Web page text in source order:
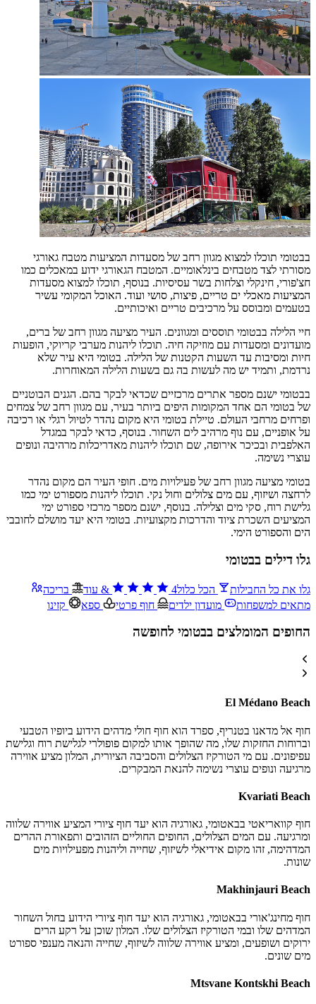
בבטומי תוכלו למצוא מגוון רחב של מסעדות המציעות מטבח גאורגי
מסורתי לצד מטבחים בינלאומיים. המטבח הגאורגי ידוע במאכלים כמו
חצ'פורי, חינקלי וצלחות בשר עסיסיות. בנוסף, תוכלו למצוא מסעדות
המציעות מאכלי ים טריים, פיצות, סושי ועוד. האוכל המקומי עשיר
בטעמים ומבוסס על מרכיבים טריים ואיכותיים.
חיי הלילה בבטומי תוססים ומגוונים. העיר מציעה מגוון רחב של ברים,
מועדונים ומסעדות עם מוזיקה חיה. תוכלו ליהנות מערבי קריוקי, הופעות
חיות ומסיבות עד השעות הקטנות של הלילה. בטומי היא עיר שלא
נרדמת, ותמיד יש מה לעשות בה גם בשעות הלילה המאוחרות.
בבטומי ישנם מספר אתרים מרכזיים שכדאי לבקר בהם. הגנים הבוטניים
של בטומי הם אחד המקומות היפים ביותר בעיר, עם מגוון רחב של צמחים
ופרחים מרחבי העולם. טיילת בטומי היא מקום נהדר לטיול רגלי או רכיבה
על אופניים, עם נוף מרהיב לים השחור. בנוסף, כדאי לבקר במגדל
האלפבית ובכיכר אירופה, שם תוכלו ליהנות מאדריכלות מרהיבה ונופים
עוצרי נשימה.
בטומי מציעה מגוון רחב של פעילויות מים. חופי העיר הם מקום נהדר
לרחצה ושיזוף, עם מים צלולים וחול נקי. תוכלו ליהנות מספורט ימי כמו
גלישת רוח, סקי מים וצלילה. בנוסף, ישנם מספר מרכזי ספורט ימי
המציעים השכרת ציוד והדרכות מקצועיות. בטומי היא יעד מושלם לחובבי
הים והספורט הימי.
גלו דילים בבטומי
גלו את כל החבילות הכל כלול4
& עוד
בריכה
מתאים למשפחות
מועדון ילדים חוף פרטי ספא קזינו
החופים המומלצים בבטומי לחופשה
El Médano Beach
חוף אל מדאנו בטנריף, ספרד הוא חוף חולי מדהים הידוע ביופיו הטבעי
וברוחות החזקות שלו, מה שהופך אותו למקום פופולרי לגלישת רוח וגלישת
עפיפונים. עם מי הטורקיז הצלולים והסביבה הציורית, המלון מציע אווירה
מרגיעה ונופים עוצרי נשימה להנאת המבקרים.
Kvariati Beach
חוף קוואריאטי בבאטומי, גאורגיה הוא יעד חוף ציורי המציע אווירה שלווה
ומרגיעה. עם המים הצלולים, החופים החוליים הזהובים ותפאורת ההרים
המדהימה, זהו מקום אידיאלי לשיזוף, שחייה וליהנות מפעילויות מים
שונות.
Makhinjauri Beach
חוף מחינג'אורי בבאטומי, גאורגיה הוא יעד חוף ציורי הידוע בחול השחור
המדהים שלו ובמי הטורקיז הצלולים שלו. המלון שוכן על רקע הרים
ירוקים ושופעים, ומציע אווירה שלווה לשיזוף, שחייה והנאה מענפי ספורט
מים שונים.
Mtsvane Kontskhi Beach